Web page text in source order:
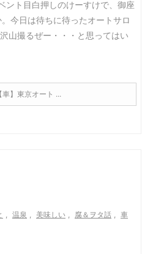
ント目白押しのけーすけで、御座
今日は待ちに待ったオートサロ
山撮るぜー・・・と思ってはい
車】東京オート ...
, 温泉 , 美味しい , 腐＆ヲタ話 , 車